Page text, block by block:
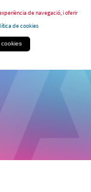
de navegació, i oferir
de cookies